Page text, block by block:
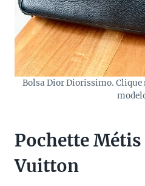
Bolsa Dior Diorissimo.
Pochette
Vuitton